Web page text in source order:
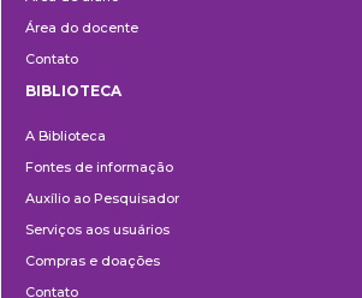
Área do docente
Contato
BIBLIOTECA
A Biblioteca
Fontes de informação
Auxílio ao Pesquisador
Serviços aos usuários
Compras e doações
Contato